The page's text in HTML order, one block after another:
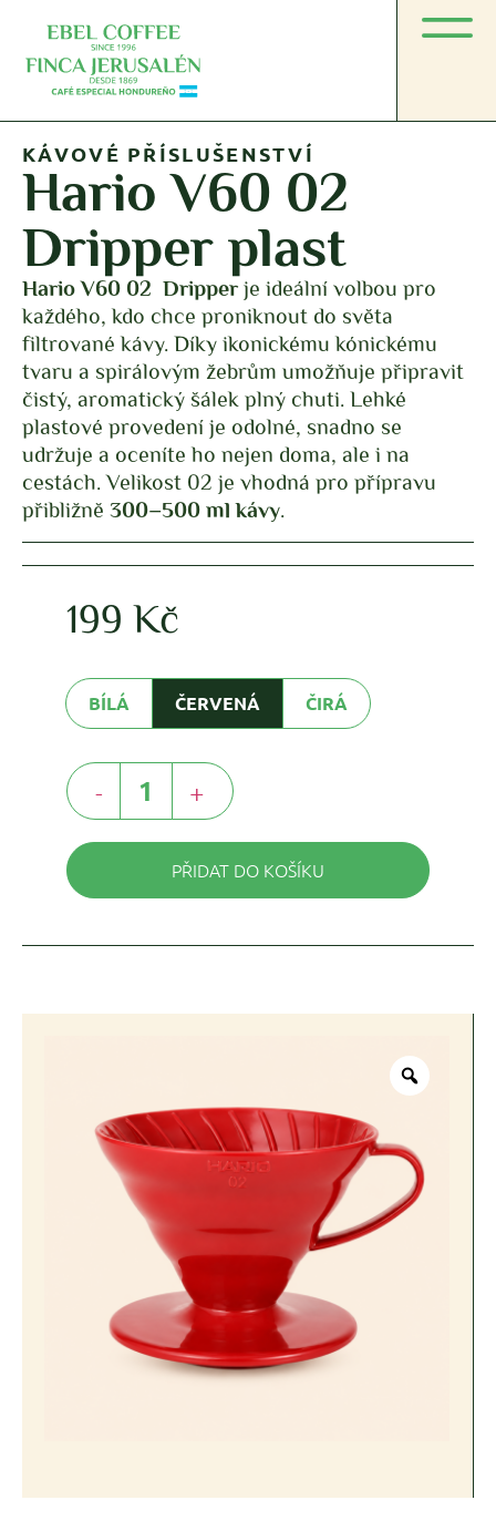
KÁVOVÉ PŘÍSLUŠENSTVÍ
Hario V60 02
Dripper plast
Hario V60 02 Dripper je ideální volbou pro
každého, kdo chce proniknout do světa
filtrované kávy. Díky ikonickému kónickému
tvaru a spirálovým žebrům umožňuje připravit
čistý, aromatický šálek plný chuti. Lehké
plastové provedení je odolné, snadno se
udržuje a oceníte ho nejen doma, ale i na
cestách. Velikost 02 je vhodná pro přípravu
přibližně 300–500 ml kávy.
199 Kč
BÍLÁ ČERVENÁ ČIRÁ
- +
PŘIDAT DO KOŠÍKU